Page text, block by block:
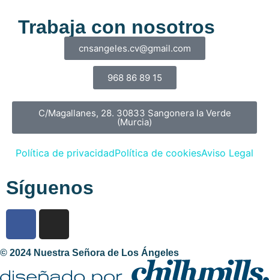
Trabaja con nosotros
cnsangeles.cv@gmail.com
968 86 89 15
C/Magallanes, 28. 30833 Sangonera la Verde
(Murcia)
Política de privacidadPolítica de cookiesAviso Legal
Síguenos
© 2024 Nuestra Señora de Los Ángeles